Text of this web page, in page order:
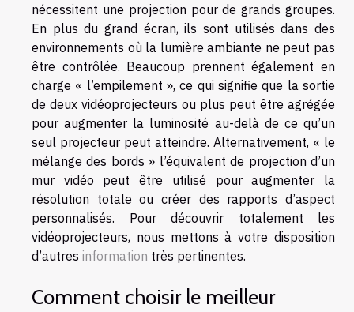
nécessitent une projection pour de grands groupes.
En plus du grand écran, ils sont utilisés dans des
environnements où la lumière ambiante ne peut pas
être contrôlée. Beaucoup prennent également en
charge « l’empilement », ce qui signifie que la sortie
de deux vidéoprojecteurs ou plus peut être agrégée
pour augmenter la luminosité au-delà de ce qu’un
seul projecteur peut atteindre. Alternativement, « le
mélange des bords » l’équivalent de projection d’un
mur vidéo peut être utilisé pour augmenter la
résolution totale ou créer des rapports d’aspect
personnalisés. Pour découvrir totalement les
vidéoprojecteurs, nous mettons à votre disposition
d’autres information très pertinentes.
Comment choisir le meilleur